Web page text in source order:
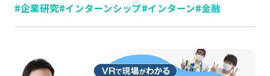
#企業研究#インターンシップ#インターン#金融